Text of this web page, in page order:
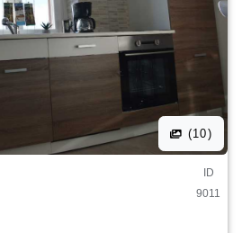
(10)
ID
9011